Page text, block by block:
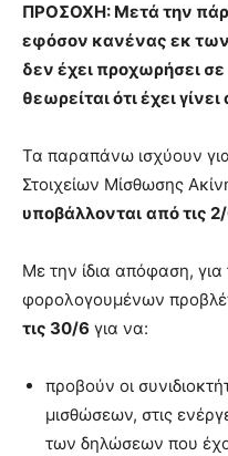
ΠΡΟΣΟΧΗ: Μετά την
εφόσον κανένας εκ
δεν έχει προχωρήσει
θεωρείται ότι έχει
Τα παραπάνω ισχύουν
Στοιχείων Μίσθωσης
υποβάλλονται από τις
Με την ίδια απόφαση,
φορολογουμένων
τις 30/6 για να:
προβούν οι
μισθώσεων, στις
των δηλώσεων που